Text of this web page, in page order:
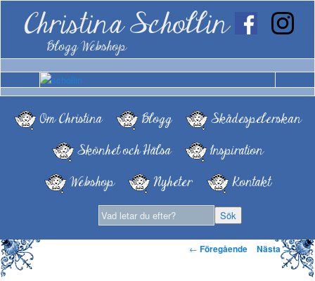
Christina Schollin
Blogg Webshop
Om Christina Blogg
Skådespelerskan
Skönhet och Hälsa
Inspiration
Webshop
Nyheter Kontakt
Inläggsnavigering
← Föregående Nästa→